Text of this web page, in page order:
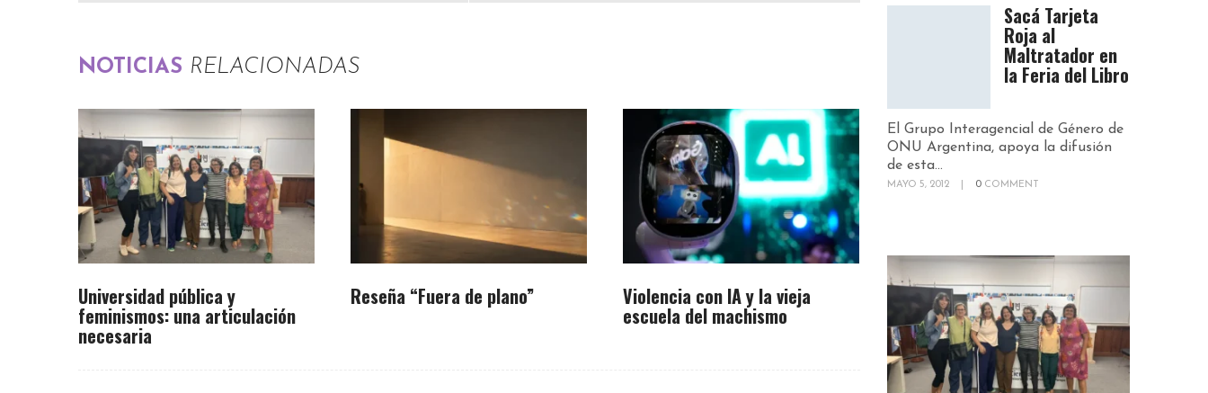
NOTICIAS RELACIONADAS
Universidad pública y
feminismos: una articulación
necesaria
Reseña “Fuera de plano” Violencia con IA y la vieja
escuela del machismo
Sacá Tarjeta
Roja al
Maltratador en
la Feria del Libro
El Grupo Interagencial de Género de
ONU Argentina, apoya la difusión
de esta...
MAYO 5, 2012 0 COMMENT